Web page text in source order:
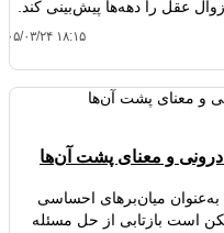
عقل را دهه‌ها پیش‌بینی کند.
۱۴۰۵/۰۳/۲۴
درونی و معنای پشت آن‌ها
به‌عنوان میان‌برهای احساسی
است بازتابی از حل مسئله